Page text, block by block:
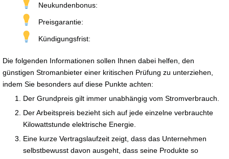
Neukundenbonus:
Preisgarantie:
Kündigungsfrist:
Die folgenden Informationen sollen Ihnen dabei helfen, den
günstigen Stromanbieter einer kritischen Prüfung zu unterziehen,
indem Sie besonders auf diese Punkte achten:
Der Grundpreis gilt immer unabhängig vom Stromverbrauch.
Der Arbeitspreis bezieht sich auf jede einzelne verbrauchte
Kilowattstunde elektrische Energie.
Eine kurze Vertragslaufzeit zeigt, dass das Unternehmen
selbstbewusst davon ausgeht, dass seine Produkte so